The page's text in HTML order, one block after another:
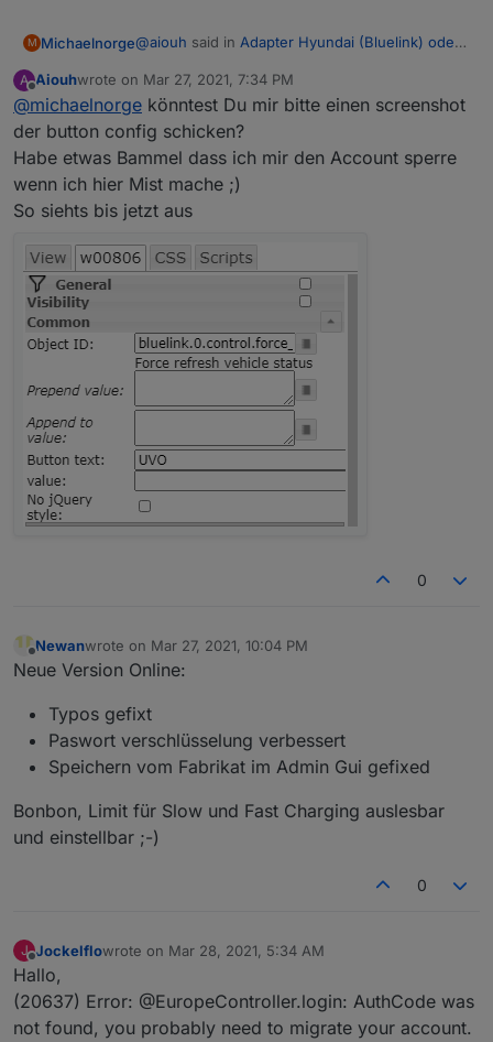
M Michaelnorge@aiouh said in Adapter Hyundai (Bluelink) oder
Und noch ne Frage: Wie arbeite ich mit den
Controls? Ich habe versucht mit einem
toggle switch in der VIS einfach mal bei
"force refresh" ein true abzuschicken. War
wohl falsch gedacht, denn dann hagelt es
Fehlermeldungen mit "duplicate request".
Hatte das Problem auch.
Habe mich durchprobiert, mit dem simplen "jqui-
Button State" funktioniert es bei mir.
A
Offline
Aiouhwrote on Mar 27, 2021, 7:34 PM
last edited by
@michaelnorge könntest Du mir bitte einen screenshot
der button config schicken?
Habe etwas Bammel dass ich mir den Account sperre
wenn ich hier Mist mache ;)
So siehts bis jetzt aus
0
Offline
Newanwrote on Mar 27, 2021, 10:04 PM
last edited by
Neue Version Online:
Typos gefixt
Paswort verschlüsselung verbessert
Speichern vom Fabrikat im Admin Gui gefixed
Bonbon, Limit für Slow und Fast Charging auslesbar
und einstellbar ;-)
0
J
Offline
Jockelflowrote on Mar 28, 2021, 5:34 AM
last edited by
Hallo,
(20637) Error: @EuropeController.login: AuthCode was
not found, you probably need to migrate your account.